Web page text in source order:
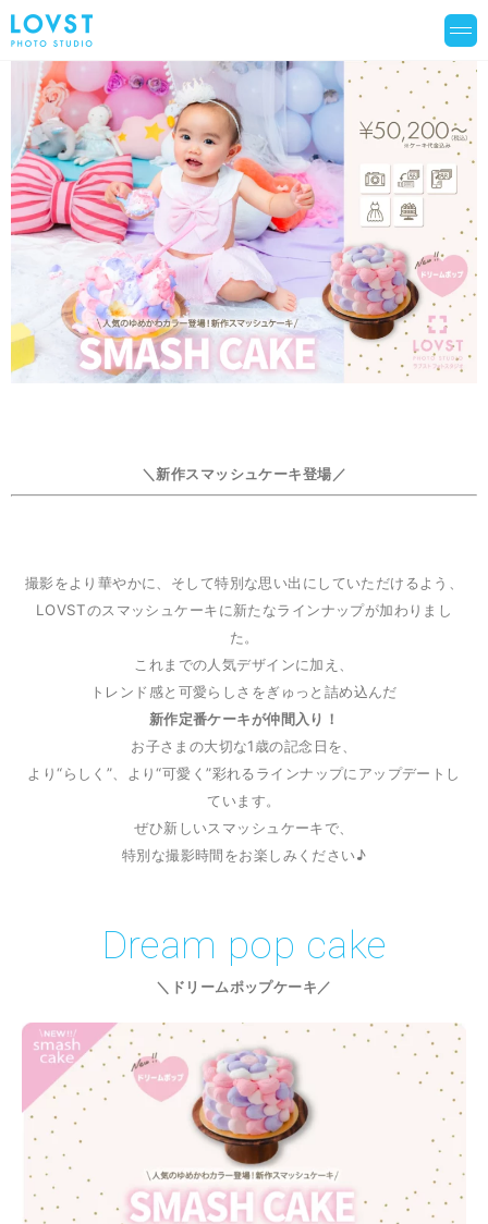
＼新作スマッシュケーキ登場／
撮影をより華やかに、そして特別な思い出にしていただけるよう、
LOVSTのスマッシュケーキに新たなラインナップが加わりまし
た。
これまでの人気デザインに加え、
トレンド感と可愛らしさをぎゅっと詰め込んだ
新作定番ケーキが仲間入り！
お子さまの大切な1歳の記念日を、
より“らしく”、より“可愛く”彩れるラインナップにアップデートし
ています。
ぜひ新しいスマッシュケーキで、
特別な撮影時間をお楽しみください♪
Dream pop cake
＼ドリームポップケーキ／